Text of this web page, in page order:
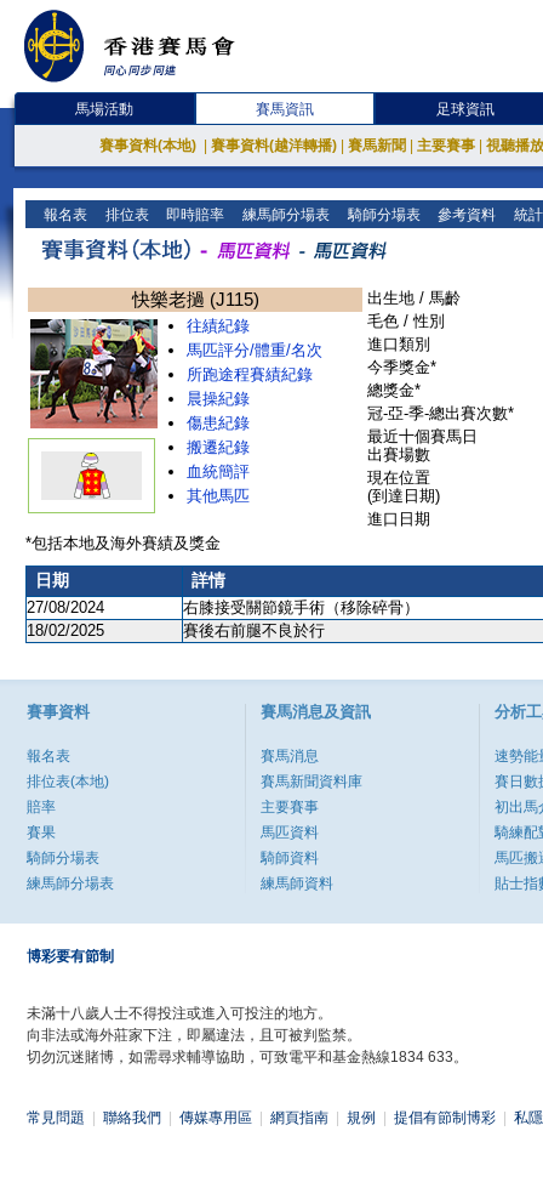
馬場活動 賽馬資訊 足球資訊
賽事資料(本地) 賽事資料(越洋轉播) 賽馬新聞 主要賽事 視聽播
報名表 排位表 即時賠率 練馬師分場表 騎師分場表 參考資料 統
快樂老撾 (J115)
往績紀錄
馬匹評分/體重/名次
所跑途程賽績紀錄
晨操紀錄
傷患紀錄
搬遷紀錄
血統簡評
其他馬匹
出生地 / 馬齡
毛色 / 性別
進口類別
今季獎金*
總獎金*
冠-亞-季-總出賽次數*
最近十個賽馬日
出賽場數
現在位置
(到達日期)
進口日期
*包括本地及海外賽績及獎金
日期
詳情
27/08/2024
右膝接受關節鏡手術（移除碎骨）
18/02/2025
賽後右前腿不良於行
賽事資料
報名表
排位表(本地)
賠率
賽果
騎師分場表
練馬師分場表
賽馬消息及資訊
賽馬消息
賽馬新聞資料庫
主要賽事
馬匹資料
騎師資料
練馬師資料
分析
速勢能
賽日數
初出馬
騎練配
馬匹搬
貼士指
博彩要有節制
未滿十八歲人士不得投注或進入可投注的地方。
向非法或海外莊家下注，即屬違法，且可被判監禁。
切勿沉迷賭博，如需尋求輔導協助，可致電平和基金熱線1834 633。
常見問題 聯絡我們 傳媒專用區 網頁指南 規例 提倡有節制博彩 私